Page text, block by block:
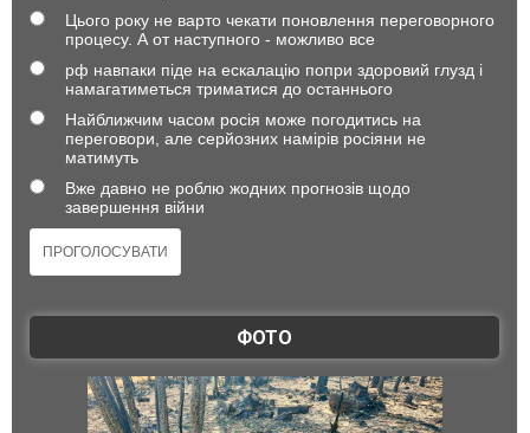
Цього року не варто чекати поновлення переговорного
процесу. А от наступного - можливо все
рф навпаки піде на ескалацію попри здоровий глузд і
намагатиметься триматися до останнього
Найближчим часом росія може погодитись на
переговори, але серйозних намірів росіяни не
матимуть
Вже давно не роблю жодних прогнозів щодо
завершення війни
ФОТО